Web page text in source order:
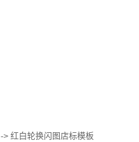
-> 红白轮换闪图店标模板